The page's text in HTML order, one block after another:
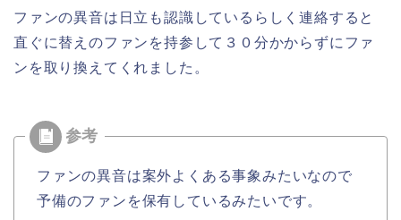
ファンの異音は日立も認識しているらしく連絡すると
直ぐに替えのファンを持参して３０分かからずにファ
ンを取り換えてくれました。
ファンの異音は案外よくある事象みたいなので
予備のファンを保有しているみたいです。